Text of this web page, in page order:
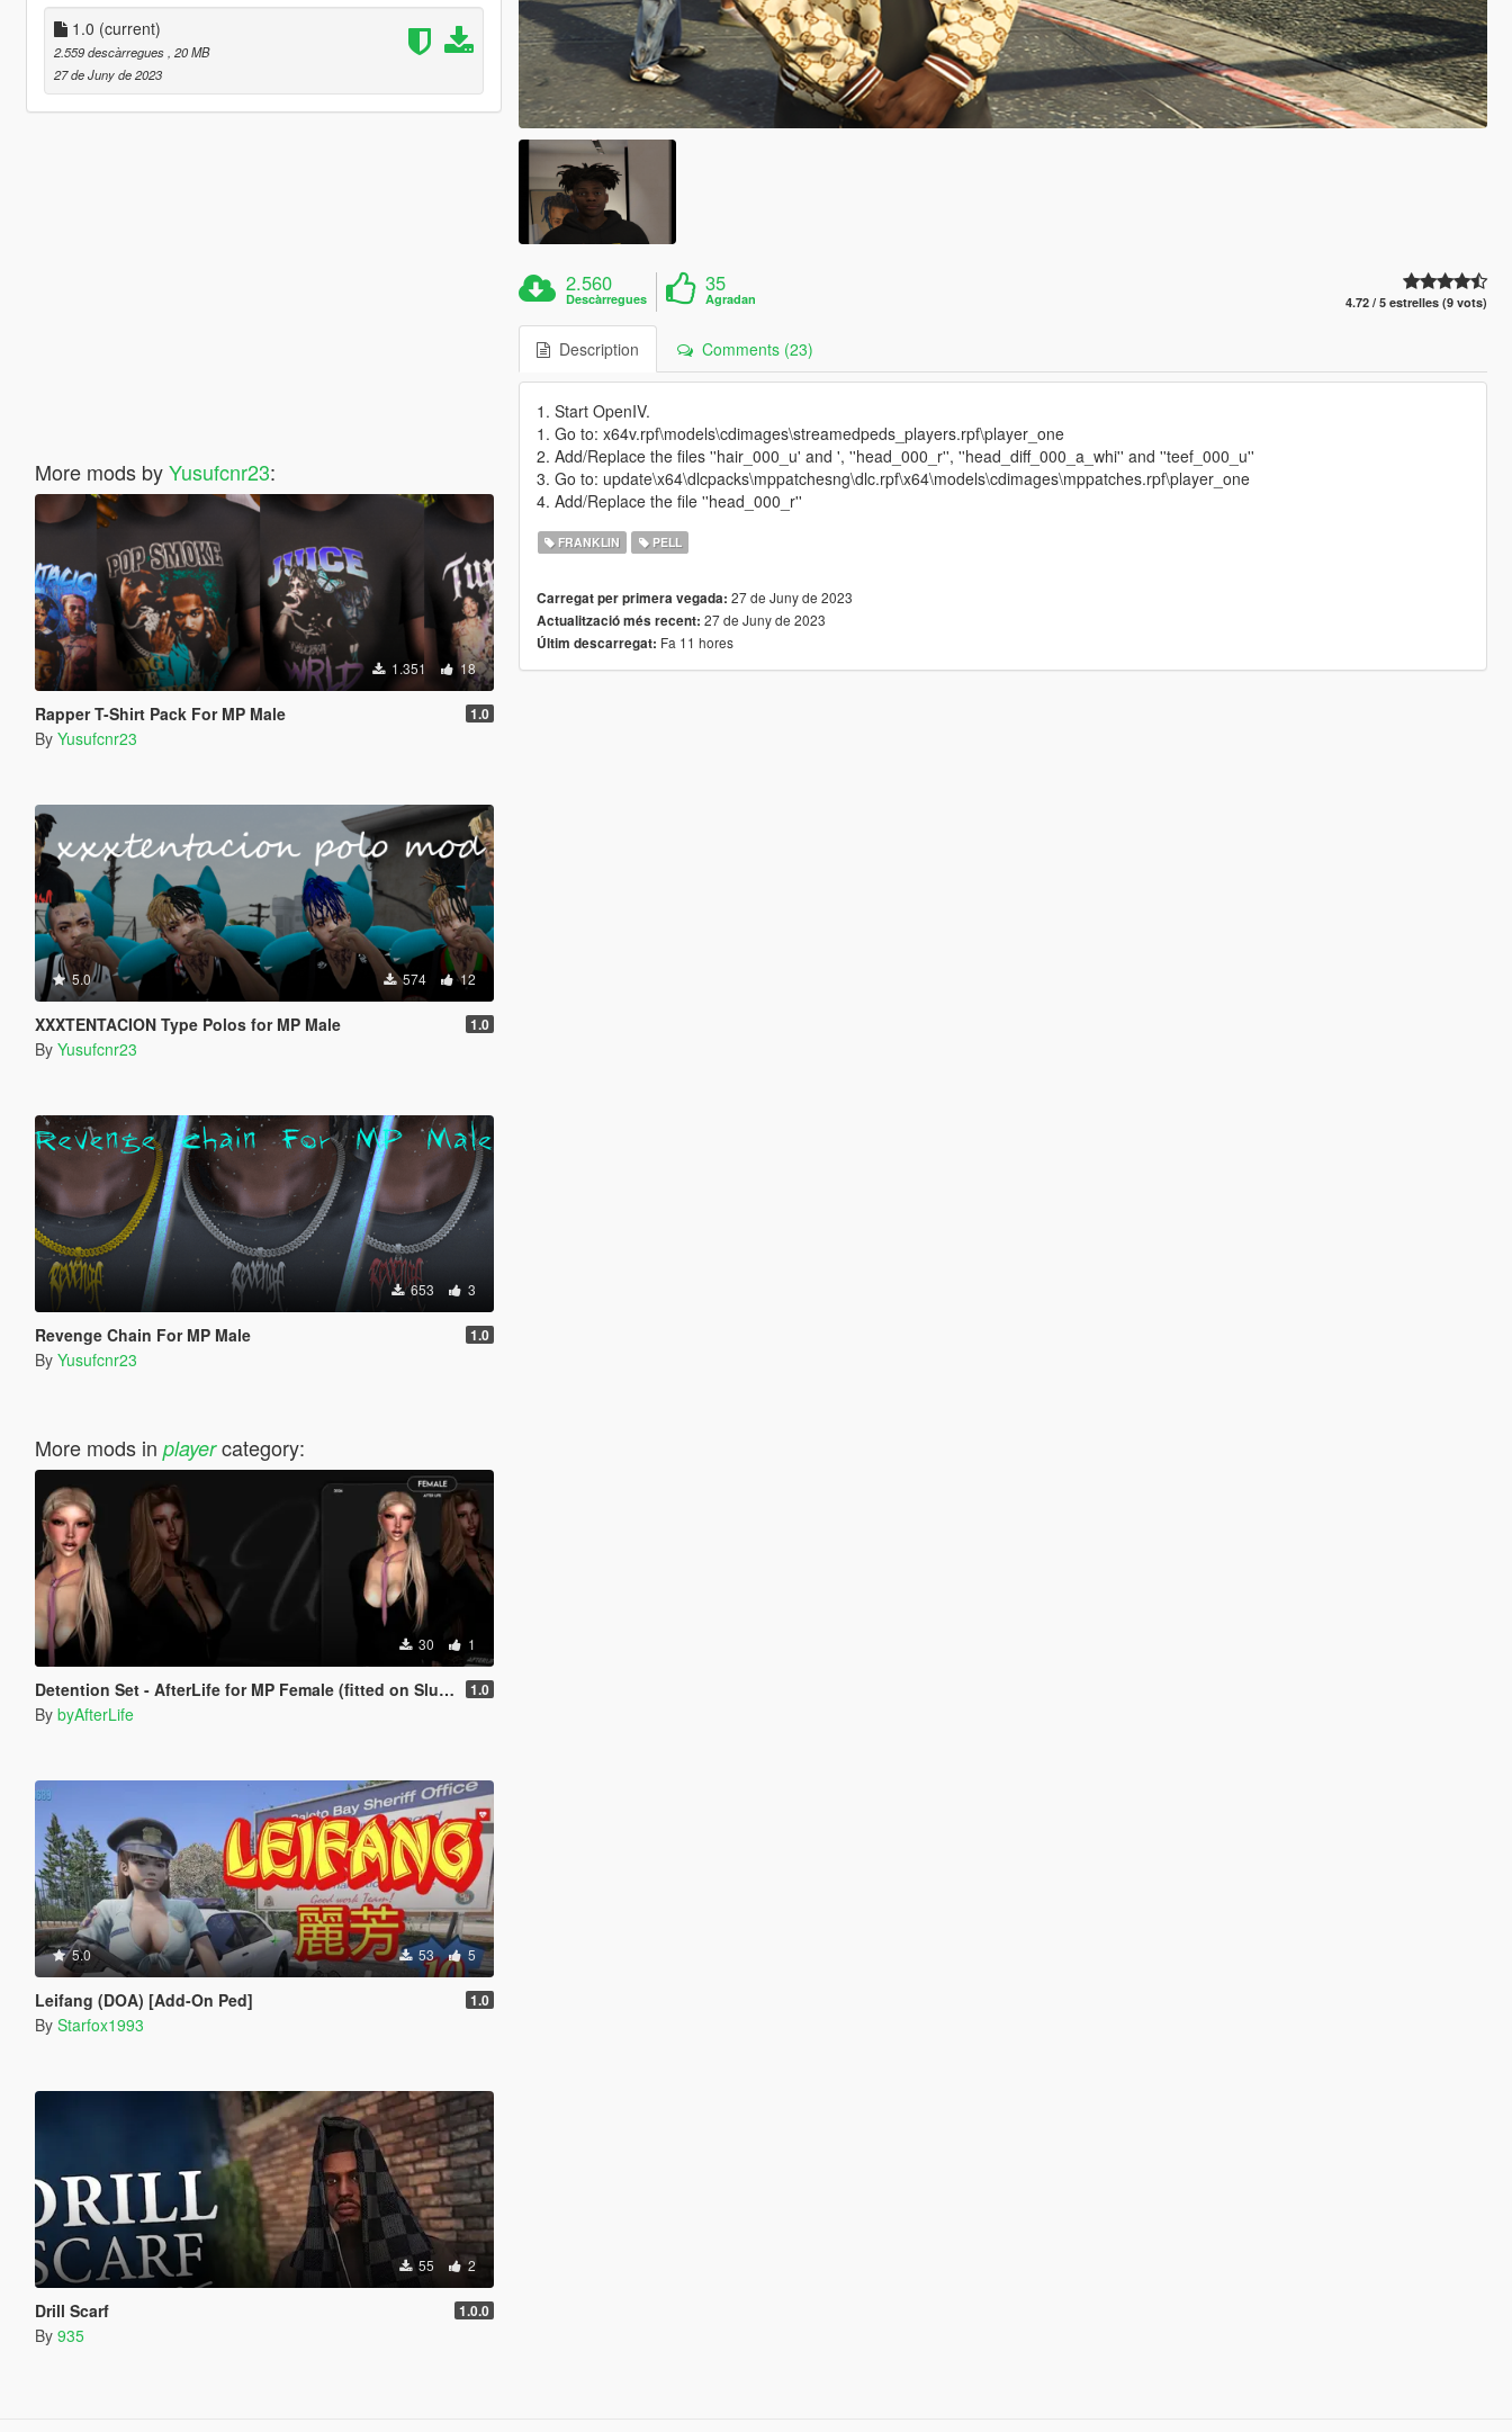
1.0 (current)
2.559 descàrregues , 20 MB
27 de Juny de 2023
More mods byYusufcnr23:
1.351 18
Rapper T-Shirt Pack For MP Male 1.0
By Yusufcnr23
5.0 574 12
XXXTENTACION Type Polos for MP Male 1.0
By Yusufcnr23
653 3
Revenge Chain For MP Male 1.0
By Yusufcnr23
More mods in playercategory:
30 1
Detention Set - AfterLife for MP Female (fitted on Slut Body) 1.0
By byAfterLife
5.0 53 5
Leifang (DOA) [Add-On Ped] 1.0
By Starfox1993
55 2
Drill Scarf 1.0.0
By 935
2.560
Descàrregues
35
Agradan 4.72 / 5 estrelles (9 vots)
Description Comments (23)
1. Start OpenIV.
1. Go to: x64v.rpf\models\cdimages\streamedpeds_players.rpf\player_one
2. Add/Replace the files ''hair_000_u' and ', ''head_000_r'', ''head_diff_000_a_whi'' and ''teef_000_u''
3. Go to: update\x64\dlcpacks\mppatchesng\dlc.rpf\x64\models\cdimages\mppatches.rpf\player_one
4. Add/Replace the file ''head_000_r''
FRANKLIN PELL
Carregat per primera vegada: 27 de Juny de 2023
Actualització més recent: 27 de Juny de 2023
Últim descarregat: Fa 11 hores